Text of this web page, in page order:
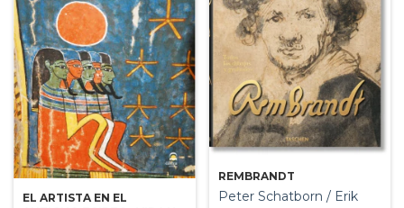
EL ARTISTA EN EL
REMBRANDT
Peter Schatborn / Erik